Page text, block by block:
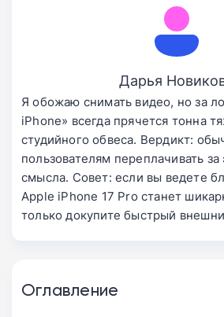
Дарья
Я обожаю снимать видео, но за
iPhone» всегда прячется тонна
студийного обвеса. Вердикт:
пользователям переплачивать за
смысла. Совет: если вы ведете
Apple iPhone 17 Pro станет
только докупите быстрый
Оглавление